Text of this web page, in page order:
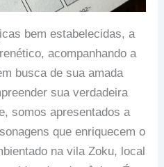
bem estabelecidas, a
acompanhando a
busca de sua amada
sua verdadeira
somos apresentados a
que enriquecem o
na vila Zoku, local